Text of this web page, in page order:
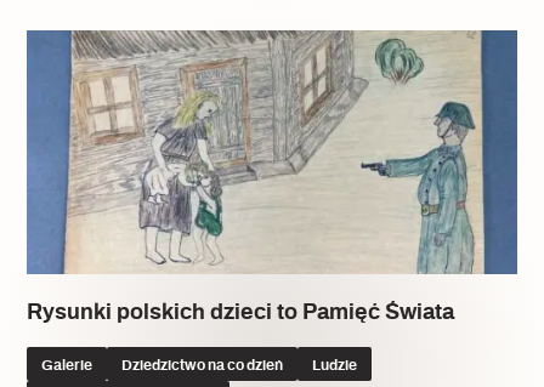
Rysunki polskich dzieci to Pamięć Świata
Galerie Dziedzictwo na co dzień Ludzie